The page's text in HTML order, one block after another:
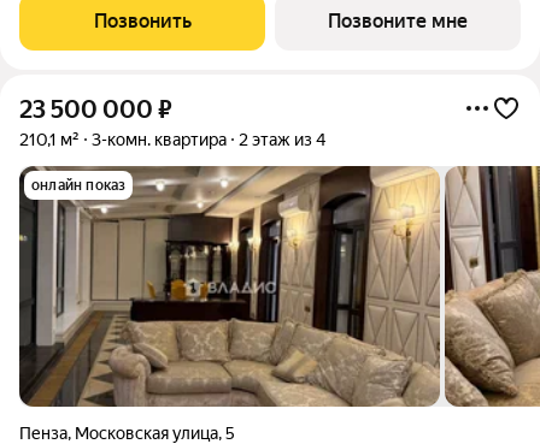
покрытием, зоны отдыха, зона для выгула собак. Хороший
выбор планировочных решений,
Позвонить Позвоните мне
23 500 000 ₽
210,1 м² 3-комн. квартира 2 этаж из 4
онлайн показ
Пенза, Московская улица,5